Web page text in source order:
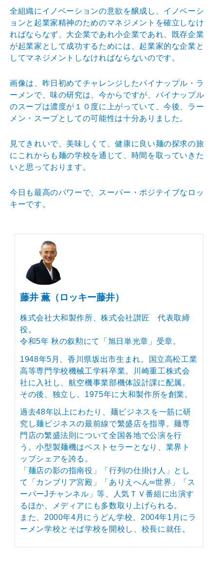
全組織にイノベーションの意欲を醸成し、イノベーシ
ョンと起業家精神のためのマネジメントを確立しなけ
ればならなず、大企業であれ小企業であれ、既存企業
が起業家として成功するためには、起業家的な企業と
してマネジメントしなければならないのです。
画像は、昨日初めてチャレンジしたパイナップル・ラ
ーメンで、味の研究は、今からですが、パイナップル
のスープは濃度が１０度に上がっていて、今後、ラー
メン・スープとしての可能性は十分ありました。
見てきれいで、美味しくて、健康に良い麺の探求の旅
にこれからも麺の学校を通じて、時間を取っていきた
いと思っております。
今日も最高のパワーで、スーパー・ポジテイブなロッ
キーです。
藤井 薫（ロッキー藤井）
株式会社大和製作所、株式会社讃匠 代表取締
役。
令和5年 秋の叙勲にて「旭日単光章」受章。
1948年5月、香川県坂出市生まれ。国立高松工業
高等専門学校機械工学科卒業。川崎重工株式会
社に入社し、航空機事業部機体設計課に配属。
その後、独立し、1975年に大和製作所を創業。
過去48年以上にわたり、麺ビジネスを一筋に研
究し麺ビジネスの最前線で繁盛店を指導。麺専
門店の繁盛法則について全国各地で公演を行
う。小型製麺機はベストセラーとなり、業界ト
ップシェアを誇る。
「麺店の影の指南役」「行列の仕掛け人」とし
て「カンブリア宮殿」「ありえへん∞世界」「ス
ーパーJチャンネル」等、人気ＴＶ番組に出演す
るほか、メディアにも多数取り上げられる。
また、2000年4月にうどん学校、2004年1月にラ
ーメン学校とそば学校を開校し、校長に就任。